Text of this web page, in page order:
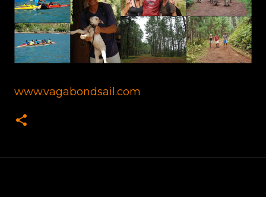
www.vagabondsail.com